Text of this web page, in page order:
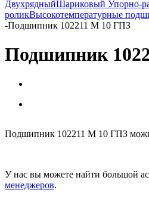
ДвухрядныйШариковый Упорно-
роликВысокотемпературные
-Подшипник 102211 М 10 ГПЗ
Подшипник
Подшипник 102211 М 10 ГПЗ
У нас вы можете найти большой
менеджеров.